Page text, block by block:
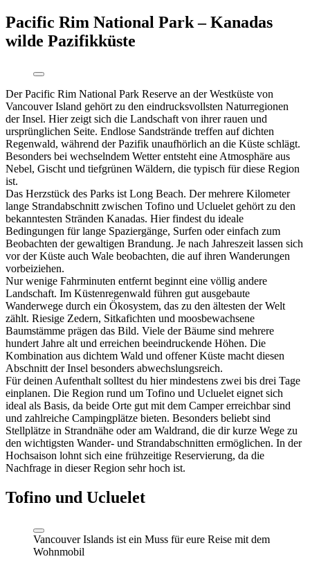
Pacific Rim National Park – Kanadas
wilde Pazifikküste
Der Pacific Rim National Park Reserve an der Westküste von
Vancouver Island gehört zu den eindrucksvollsten Naturregionen
der Insel. Hier zeigt sich die Landschaft von ihrer rauen und
ursprünglichen Seite. Endlose Sandstrände treffen auf dichten
Regenwald, während der Pazifik unaufhörlich an die Küste schlägt.
Besonders bei wechselndem Wetter entsteht eine Atmosphäre aus
Nebel, Gischt und tiefgrünen Wäldern, die typisch für diese Region
ist.
Das Herzstück des Parks ist Long Beach. Der mehrere Kilometer
lange Strandabschnitt zwischen Tofino und Ucluelet gehört zu den
bekanntesten Stränden Kanadas. Hier findest du ideale
Bedingungen für lange Spaziergänge, Surfen oder einfach zum
Beobachten der gewaltigen Brandung. Je nach Jahreszeit lassen sich
vor der Küste auch Wale beobachten, die auf ihren Wanderungen
vorbeiziehen.
Nur wenige Fahrminuten entfernt beginnt eine völlig andere
Landschaft. Im Küstenregenwald führen gut ausgebaute
Wanderwege durch ein Ökosystem, das zu den ältesten der Welt
zählt. Riesige Zedern, Sitkafichten und moosbewachsene
Baumstämme prägen das Bild. Viele der Bäume sind mehrere
hundert Jahre alt und erreichen beeindruckende Höhen. Die
Kombination aus dichtem Wald und offener Küste macht diesen
Abschnitt der Insel besonders abwechslungsreich.
Für deinen Aufenthalt solltest du hier mindestens zwei bis drei Tage
einplanen. Die Region rund um Tofino und Ucluelet eignet sich
ideal als Basis, da beide Orte gut mit dem Camper erreichbar sind
und zahlreiche Campingplätze bieten. Besonders beliebt sind
Stellplätze in Strandnähe oder am Waldrand, die dir kurze Wege zu
den wichtigsten Wander- und Strandabschnitten ermöglichen. In der
Hochsaison lohnt sich eine frühzeitige Reservierung, da die
Nachfrage in dieser Region sehr hoch ist.
Tofino und Ucluelet
Vancouver Islands ist ein Muss für eure Reise mit dem
Wohnmobil